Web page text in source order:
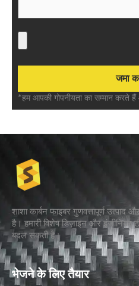
*हम आपकी गोपनीयता का सम्मान करते हैं
शाशा कार्बन फाइबर गुणवत्तापूर्ण
है। हमारी विशेष डिज़ाइन और इंजीनियर
बदल सकती है।
भेजने के लिए तैयार